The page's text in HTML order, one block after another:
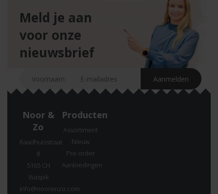
Meld je aan
voor onze
nieuwsbrief
Noor &
Zo
Raadhuisstraat
8
5165 CH
Waspik
info@noorenzo.com
Producten
Assortiment
Nieuw
Pre-order
Aanbiedingen